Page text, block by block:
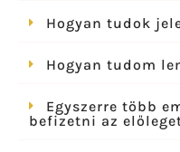
Hogyan tudok
Hogyan tudom
Egyszerre több
befizetni az